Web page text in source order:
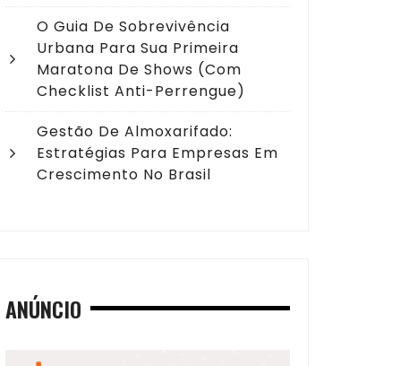
O Guia De Sobrevivência
Urbana Para Sua Primeira
Maratona De Shows (com
Checklist Anti-Perrengue)
Gestão De Almoxarifado:
Estratégias Para Empresas Em
Crescimento No Brasil
ANÚNCIO